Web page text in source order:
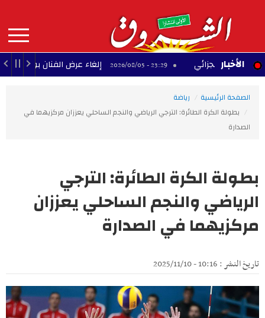
contenu
principal
MAIN
NAVIGATION الأخبار
الجزائي 23:29 - 2026/08/05 إلغاء عرض الفنان بودشار ضمن
الصفحة الرئيسية
رياضة
بطولة الكرة الطائرة: الترجي الرياضي والنجم الساحلي يعززان مركزيهما في
الصدارة
بطولة الكرة الطائرة: الترجي
الرياضي والنجم الساحلي يعززان
مركزيهما في الصدارة
تاريخ النشر : 10:16 - 2025/11/10